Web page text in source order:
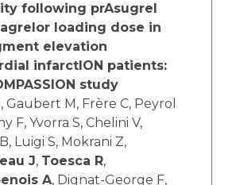
following prAsugrel
loading dose in
elevation
infarctION patients:
study
Gaubert M, Frère C, Peyrol
F, Yvorra S, Chelini V,
Luigi S, Mokrani Z,
J, Toesca R,
A, Dignat-George F,